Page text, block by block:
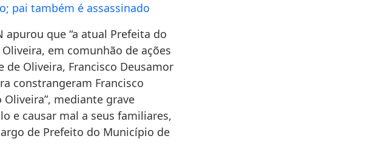
pai também é assassinado
apurou que “a atual Prefeita do
em comunhão de ações
de Oliveira, Francisco Deusamor
constrangeram Francisco
mediante grave
e causar mal a seus familiares,
de Prefeito do Município de